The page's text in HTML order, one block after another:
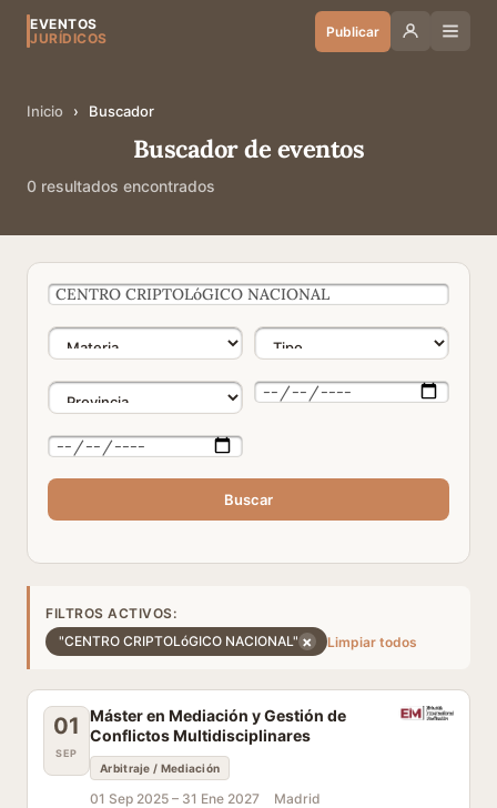
EVENTOS
JURÍDICOS
Publicar
Inicio › Buscador
Buscador de eventos
0 resultados encontrados
Buscar
FILTROS ACTIVOS:
"CENTRO CRIPTOLóGICO NACIONAL" × Limpiar todos
01
SEP
Máster en Mediación y Gestión de
Conflictos Multidisciplinares
Arbitraje / Mediación
01 Sep 2025 – 31 Ene 2027 Madrid